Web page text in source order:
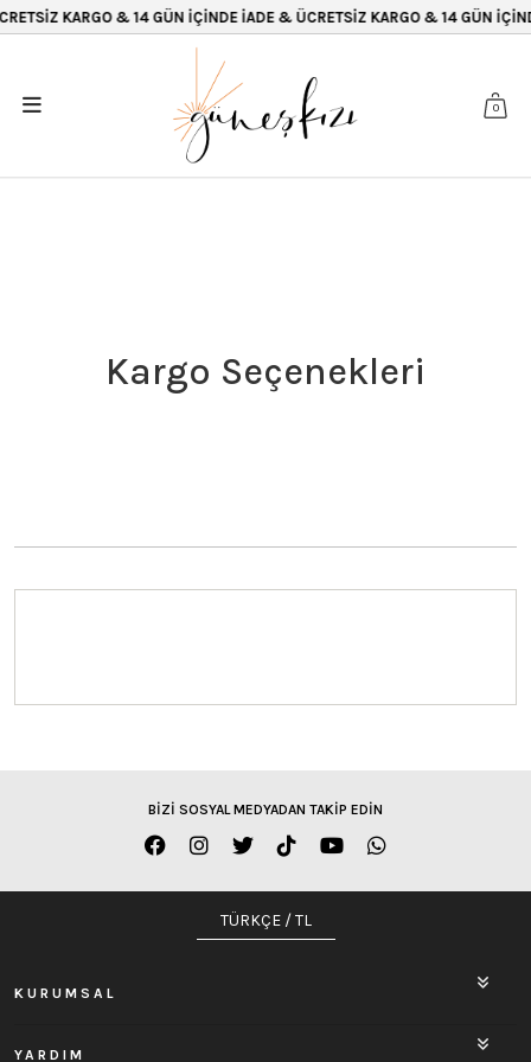
KARGO & 14 GÜN İÇİNDE İADE & ÜCRETSİZ KARGO & 14 GÜN
0
Kargo Seçenekleri
BİZİ SOSYAL MEDYADAN TAKİP EDİN
TÜRKÇE / TL
KURUMSAL
YARDIM